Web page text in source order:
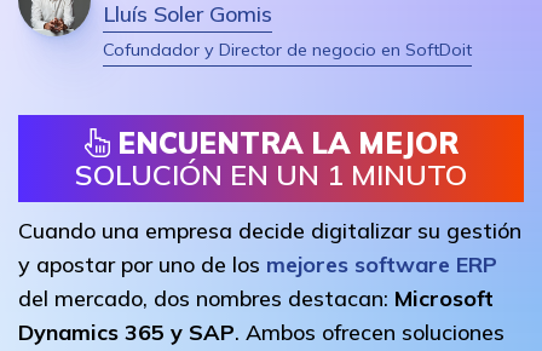
Lluís Soler Gomis
Cofundador y Director de negocio en SoftDoit
ENCUENTRA LA MEJOR
SOLUCIÓN EN UN 1 MINUTO
Cuando una empresa decide digitalizar su gestión
y apostar por uno de los mejores software ERP
del mercado, dos nombres destacan: Microsoft
Dynamics 365 y SAP. Ambos ofrecen soluciones